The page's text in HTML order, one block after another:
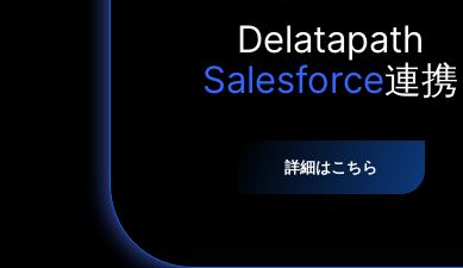
Delatapath
Salesforce連携
詳細はこちら